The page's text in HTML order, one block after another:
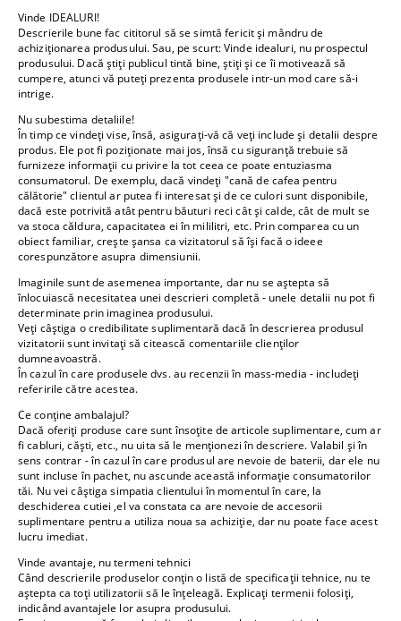
Vinde IDEALURI!
Descrierile bune fac cititorul să se simtă fericit și mândru de
achiziționarea produsului. Sau, pe scurt: Vinde idealuri, nu prospectul
produsului. Dacă știți publicul tintă bine, știți și ce îi motivează să
cumpere, atunci vă puteți prezenta produsele intr-un mod care să-i
intrige.
Nu subestima detaliile!
În timp ce vindeți vise, însă, asigurați-vă că veți include și detalii despre
produs. Ele pot fi poziționate mai jos, însă cu siguranță trebuie să
furnizeze informații cu privire la tot ceea ce poate entuziasma
consumatorul. De exemplu, dacă vindeți "cană de cafea pentru
călătorie" clientul ar putea fi interesat și de ce culori sunt disponibile,
dacă este potrivită atât pentru băuturi reci cât și calde, cât de mult se
va stoca căldura, capacitatea ei în mililitri, etc. Prin comparea cu un
obiect familiar, crește șansa ca vizitatorul să își facă o ideee
corespunzătore asupra dimensiunii.
Imaginile sunt de asemenea importante, dar nu se aștepta să
înlocuiască necesitatea unei descrieri completă - unele detalii nu pot fi
determinate prin imaginea produsului.
Veți câștiga o credibilitate suplimentară dacă în descrierea produsul
vizitatorii sunt invitați să citească comentariile clienților
dumneavoastră.
În cazul în care produsele dvs. au recenzii în mass-media - includeți
referirile către acestea.
Ce conține ambalajul?
Dacă oferiți produse care sunt însoțite de articole suplimentare, cum ar
fi cabluri, căști, etc., nu uita să le menționezi în descriere. Valabil și în
sens contrar - în cazul în care produsul are nevoie de baterii, dar ele nu
sunt incluse în pachet, nu ascunde această informație consumatorilor
tăi. Nu vei câștiga simpatia clientului în momentul în care, la
deschiderea cutiei ,el va constata ca are nevoie de accesorii
suplimentare pentru a utiliza noua sa achiziție, dar nu poate face acest
lucru imediat.
Vinde avantaje, nu termeni tehnici
Când descrierile produselor conțin o listă de specificații tehnice, nu te
aștepta ca toți utilizatorii să le înțeleagă. Explicați termenii folosiți,
indicând avantajele lor asupra produsului.